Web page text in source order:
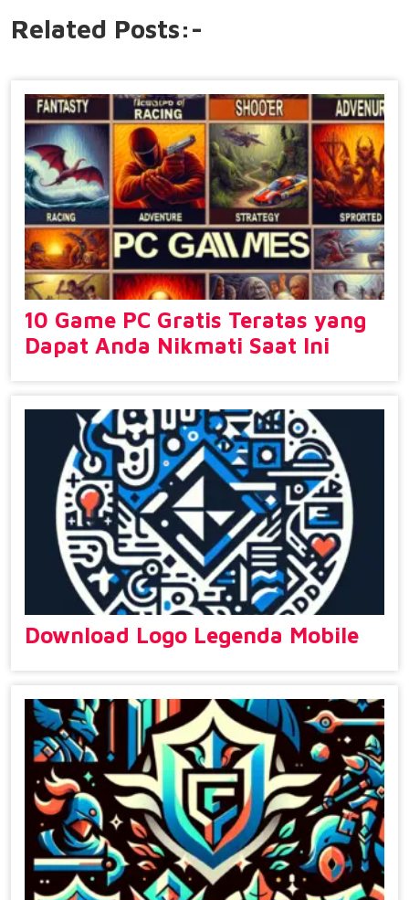
Related Posts:-
10 Game PC Gratis Teratas yang
Dapat Anda Nikmati Saat Ini
Download Logo Legenda Mobile